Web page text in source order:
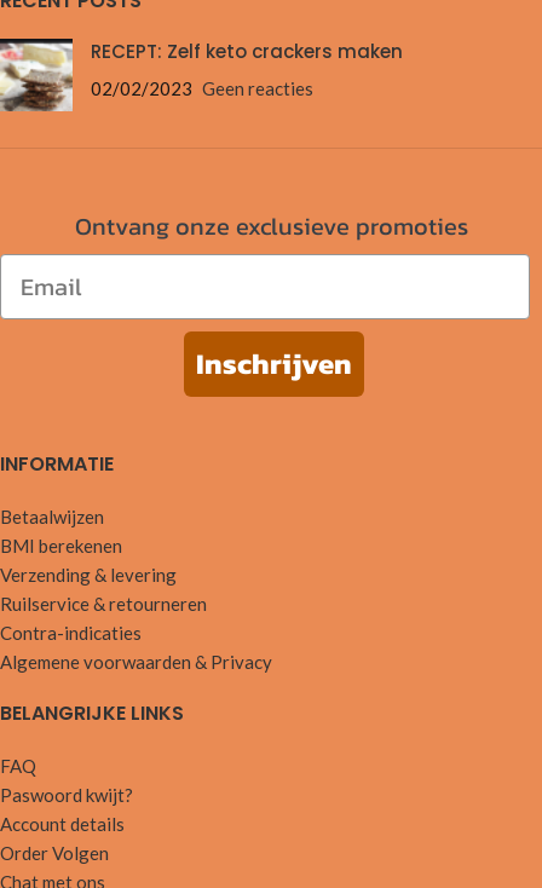
RECEPT: Zelf keto crackers maken
02/02/2023 Geen reacties
Ontvang onze exclusieve promoties
Email
Inschrijven
INFORMATIE
Betaalwijzen
BMI berekenen
Verzending & levering
Ruilservice & retourneren
Contra-indicaties
Algemene voorwaarden & Privacy
BELANGRIJKE LINKS
FAQ
Paswoord kwijt?
Account details
Order Volgen
Chat met ons